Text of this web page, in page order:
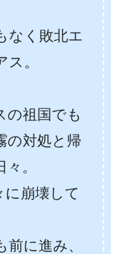
なく敗北エ
。
の祖国でも
の対処と帰
。
に崩壊して
に進み、